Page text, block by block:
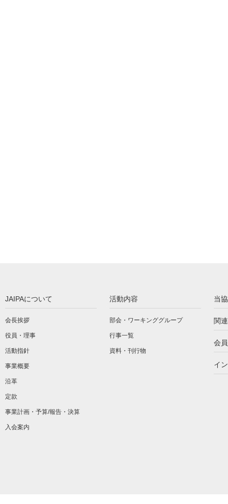
JAIPAについて
会長挨拶
役員・理事
活動指針
事業概要
沿革
定款
事業計画・予算/報告・決算
入会案内
活動内容
部会・ワーキンググループ
行事一覧
資料・刊行物
当
関
会
イ